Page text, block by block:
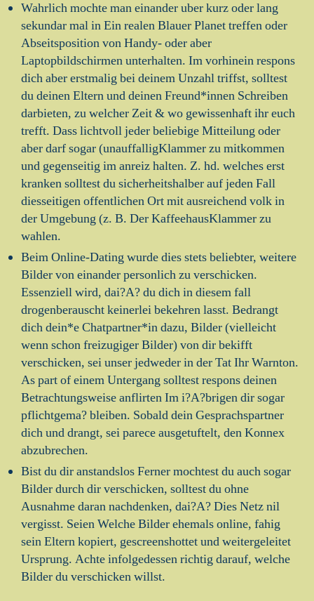
Wahrlich mochte man einander uber kurz oder lang
sekundar mal in Ein realen Blauer Planet treffen oder
Abseitsposition von Handy- oder aber
Laptopbildschirmen unterhalten. Im vorhinein respons
dich aber erstmalig bei deinem Unzahl triffst, solltest
du deinen Eltern und deinen Freund*innen Schreiben
darbieten, zu welcher Zeit & wo gewissenhaft ihr euch
trefft. Dass lichtvoll jeder beliebige Mitteilung oder
aber darf sogar (unauffalligKlammer zu mitkommen
und gegenseitig im anreiz halten. Z. hd. welches erst
kranken solltest du sicherheitshalber auf jeden Fall
diesseitigen offentlichen Ort mit ausreichend volk in
der Umgebung (z. B. Der KaffeehausKlammer zu
wahlen.
Beim Online-Dating wurde dies stets beliebter, weitere
Bilder von einander personlich zu verschicken.
Essenziell wird, dai?A? du dich in diesem fall
drogenberauscht keinerlei bekehren lasst. Bedrangt
dich dein*e Chatpartner*in dazu, Bilder (vielleicht
wenn schon freizugiger Bilder) von dir bekifft
verschicken, sei unser jedweder in der Tat Ihr Warnton.
As part of einem Untergang solltest respons deinen
Betrachtungsweise anflirten Im i?A?brigen dir sogar
pflichtgema? bleiben. Sobald dein Gesprachspartner
dich und drangt, sei parece ausgetuftelt, den Konnex
abzubrechen.
Bist du dir anstandslos Ferner mochtest du auch sogar
Bilder durch dir verschicken, solltest du ohne
Ausnahme daran nachdenken, dai?A? Dies Netz nil
vergisst. Seien Welche Bilder ehemals online, fahig
sein Eltern kopiert, gescreenshottet und weitergeleitet
Ursprung. Achte infolgedessen richtig darauf, welche
Bilder du verschicken willst.